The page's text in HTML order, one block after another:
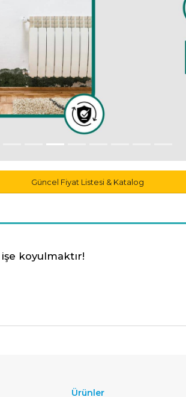
Güncel Fiyat Listesi & Katalog
işe koyulmaktır!
Ürünler